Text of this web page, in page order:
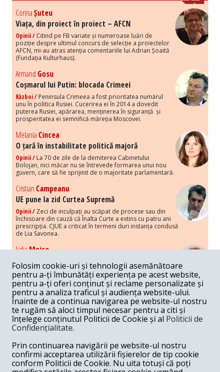
CorinaȘuteu
Viața, din proiect în proiect – AFCN
Opinii / Citind pe FB variate și numeroase luări de
poziție despre ultimul concurs de selecție a proiectelor
AFCN, mi-au atras atenția comentariile lui Adrian Șoaită
(Fundația Kulturhaus).
Armand Gosu
Coșmarul lui Putin: blocada Crimeei
Război / Peninsula Crimeea a fost prioritatea numărul
unu în politica Rusiei. Cucerirea ei în 2014 a dovedit
puterea Rusiei, apărarea, menținerea în siguranță și
prosperitatea ei semnifică măreția Moscovei.
Melania Cincea
O țară în instabilitate politică majoră
Opinii / La 70 de zile de la demiterea Cabinetului
Bolojan, nici măcar nu se întrevede formarea unui nou
guvern, care să fie sprijinit de o majoritate parlamentară.
Cristian Campeanu
UE pune la zid Curtea Supremă
Opinii / Zeci de inculpați au scăpat de procese sau din
închisoare din cauză că Înalta Curte a extins cu patru ani
prescripția. CJUE a criticat în termeni duri instanța condusă
de Lia Savonea.
LidiaMoise
Costurile economice ale haosului politic
Opinii / Economia nu poate rezista cu retorica falsă a
susținerii intereselor poporului, care, de fapt, ascunde
obsesia menținerii privilegiilor și a averilor unor caste.
Melania Cincea
Noi puseuri de xenofobie din partea românilor
„neaoși”
Periodic, în spațiul public sunt voci care lansează
mesaje xenofobe la adresa câte unui politician care deranjează un
anumit grup politico-mediatic, într-un anumit moment.
ArmandGosu
Folosim cookie-uri și tehnologii asemănătoare
pentru a-ți îmbunătăți experiența pe acest website,
pentru a-ți oferi conținut și reclame personalizate și
pentru a analiza traficul și audiența website-ului.
Înainte de a continua navigarea pe website-ul nostru
te rugăm să aloci timpul necesar pentru a citi și
înțelege conținutul Politicii de Cookie și al Politicii de
Confidențialitate.
Prin continuarea navigării pe website-ul nostru
confirmi acceptarea utilizării fișierelor de tip cookie
conform Politicii de Cookie. Nu uita totuși că poți